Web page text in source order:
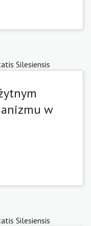
Silesiensis
w
Silesiensis